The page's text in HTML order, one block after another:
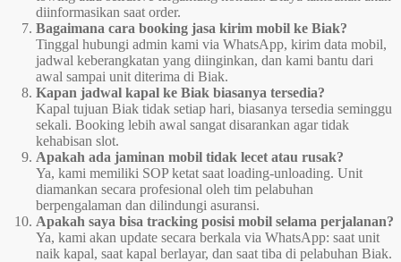
diinformasikan saat order.
Bagaimana cara booking jasa kirim mobil ke Biak?
Tinggal hubungi admin kami via WhatsApp, kirim data mobil,
jadwal keberangkatan yang diinginkan, dan kami bantu dari
awal sampai unit diterima di Biak.
Kapan jadwal kapal ke Biak biasanya tersedia?
Kapal tujuan Biak tidak setiap hari, biasanya tersedia seminggu
sekali. Booking lebih awal sangat disarankan agar tidak
kehabisan slot.
Apakah ada jaminan mobil tidak lecet atau rusak?
Ya, kami memiliki SOP ketat saat loading-unloading. Unit
diamankan secara profesional oleh tim pelabuhan
berpengalaman dan dilindungi asuransi.
Apakah saya bisa tracking posisi mobil selama perjalanan?
Ya, kami akan update secara berkala via WhatsApp: saat unit
naik kapal, saat kapal berlayar, dan saat tiba di pelabuhan Biak.